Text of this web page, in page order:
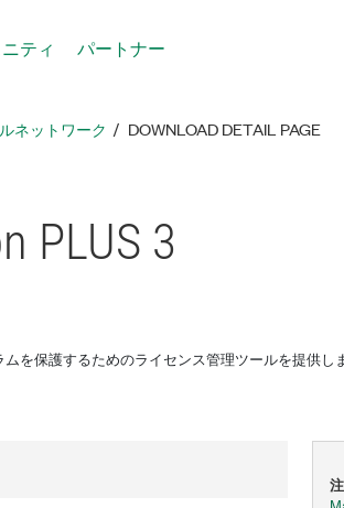
ティ パートナー
ネットワーク DOWNLOAD DETAIL PAGE
PLUS 3
を保護するためのライセンス管理ツールを提供し